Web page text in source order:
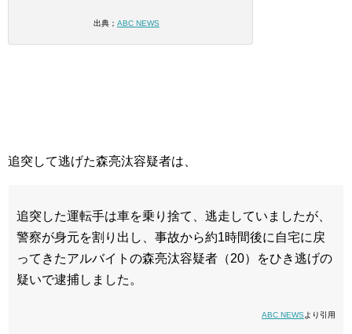
出典； ABC NEWS
追突して逃げた森亮汰容疑者は、
追突した運転手は車を乗り捨て、逃走していましたが、
警察が身元を割り出し、事故から約1時間後に自宅に戻
ってきたアルバイトの森亮汰容疑者（20）をひき逃げの
疑いで逮捕しました。
ABC NEWSより引用